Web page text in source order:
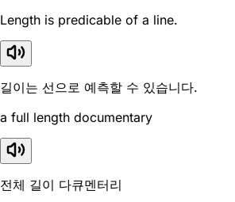
Length is predicable of a line.
길이는 선으로 예측할 수 있습니다.
a full length documentary
전체 길이 다큐멘터리